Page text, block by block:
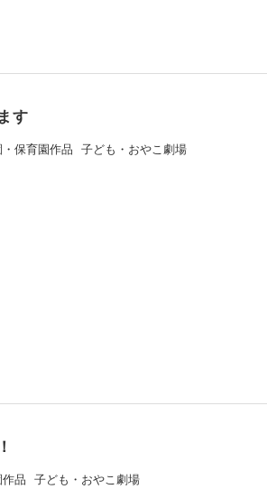
す
保育園作品 子ども・おやこ劇場
品 子ども・おやこ劇場